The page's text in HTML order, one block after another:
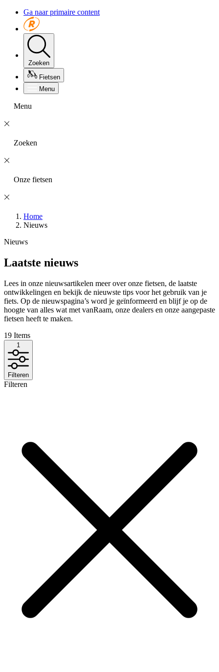
Ga naar primaire content
Zoeken
Fietsen
Menu
Menu
Zoeken
Onze fietsen
Home
Nieuws
Nieuws
Laatste nieuws
Lees in onze nieuwsartikelen meer over onze fietsen, de laatste
ontwikkelingen en bekijk de nieuwste tips voor het gebruik van je
fiets. Op de nieuwspagina’s word je geïnformeerd en blijf je op de
hoogte van alles wat met vanRaam, onze dealers en onze aangepaste
fietsen heeft te maken.
19 Items
1
Filteren
Filteren